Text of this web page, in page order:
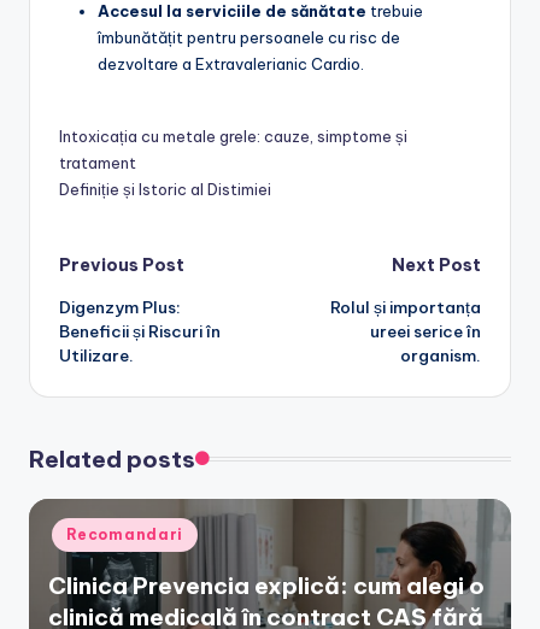
Accesul la serviciile de sănătate trebuie
îmbunătățit pentru persoanele cu risc de
dezvoltare a Extravalerianic Cardio.
Intoxicația cu metale grele: cauze, simptome și
tratament
Definiție și Istoric al Distimiei
Post
navigation
Previous Post
Digenzym Plus:
Beneficii și Riscuri în
Utilizare.
Next Post
Rolul și importanța
ureei serice în
organism.
Related posts
Posted
in
Recomandari
Clinica Prevencia explică: cum alegi o
clinică medicală în contract CAS fără